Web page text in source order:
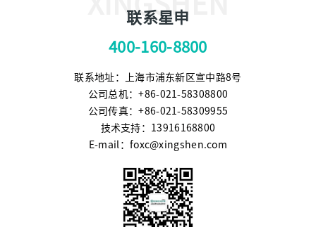
联系星申
400-160-8800
联系地址：上海市浦东新区宣中路8号
公司总机：+86-021-58308800
公司传真：+86-021-58309955
技术支持：13916168800
E-mail：foxc@xingshen.com